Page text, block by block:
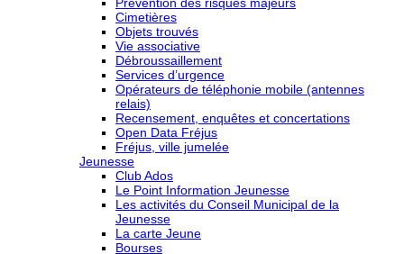
Cimetières
Objets trouvés
Vie associative
Débroussaillement
Services d’urgence
Opérateurs de téléphonie mobile (antennes
relais)
Recensement, enquêtes et concertations
Open Data Fréjus
Fréjus, ville jumelée
Jeunesse
Club Ados
Le Point Information Jeunesse
Les activités du Conseil Municipal de la
Jeunesse
La carte Jeune
Bourses